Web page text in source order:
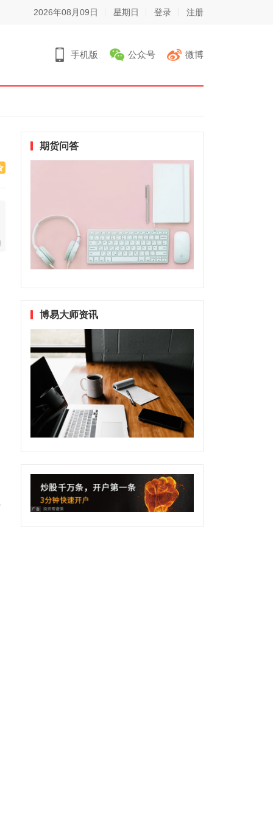
2026年08月09日 星期日 登录 注册
手机版 公众号 微博
期货问答
博易大师资讯